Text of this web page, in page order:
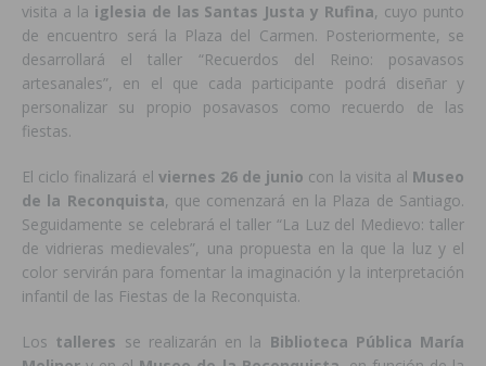
visita a la iglesia de las Santas Justa y Rufina, cuyo punto
de encuentro será la Plaza del Carmen. Posteriormente, se
desarrollará el taller “Recuerdos del Reino: posavasos
artesanales”, en el que cada participante podrá diseñar y
personalizar su propio posavasos como recuerdo de las
fiestas.
El ciclo finalizará el viernes 26 de junio con la visita al Museo
de la Reconquista, que comenzará en la Plaza de Santiago.
Seguidamente se celebrará el taller “La Luz del Medievo: taller
de vidrieras medievales”, una propuesta en la que la luz y el
color servirán para fomentar la imaginación y la interpretación
infantil de las Fiestas de la Reconquista.
Los talleres se realizarán en la Biblioteca Pública María